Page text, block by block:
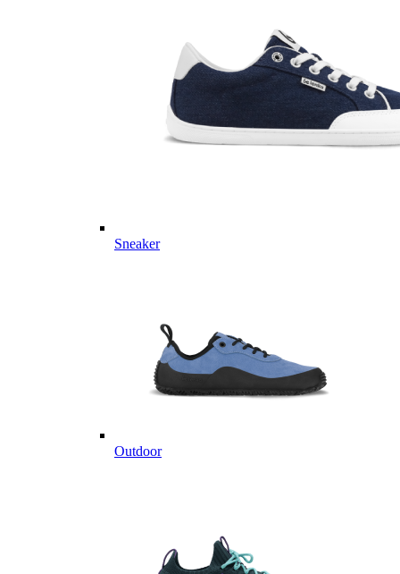
Sneaker
Outdoor